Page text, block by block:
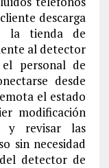
descarga
la tienda de
al detector
personal de
desde
el estado
modificación
y revisar las
sin necesidad
detector de